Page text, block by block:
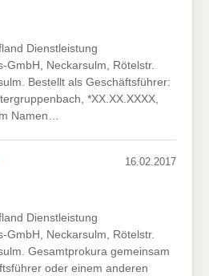
Dienstleistung
GmbH, Neckarsulm, Rötelstr.
Bestellt als Geschäftsführer:
*XX.XX.XXXX,
Namen…
16.02.2017
Dienstleistung
GmbH, Neckarsulm, Rötelstr.
Gesamtprokura gemeinsam
oder einem anderen